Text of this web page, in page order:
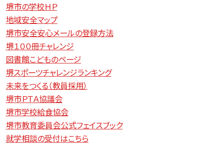
堺市の学校ＨＰ
地域安全マップ
堺市安全安心メールの登録方法
堺１００冊チャレンジ
図書館こどものページ
堺スポーツチャレンジランキング
未来をつくる（教員採用）
堺市ＰＴＡ協議会
堺市学校給食協会
堺市教育委員会公式フェイスブック
就学相談の受付はこちら